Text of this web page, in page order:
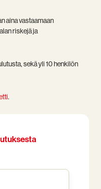
aina vastaamaan
riskejä ja
sekä yli 10 henkilön
.